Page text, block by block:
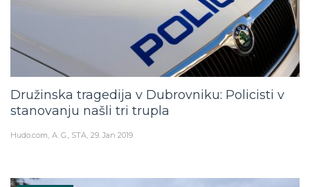
Družinska tragedija v Dubrovniku: Policisti v
stanovanju našli tri trupla
Hudo.com A. G., STA 29. Jan 2019